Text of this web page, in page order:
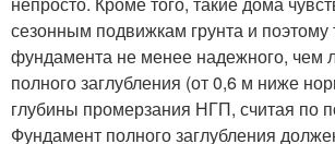
сезонным подвижкам грунта и поэтому
фундамента не менее надежного, чем
полного заглубления (от 0,6 м ниже
глубины промерзания НГП, считая по
Фундамент полного заглубления